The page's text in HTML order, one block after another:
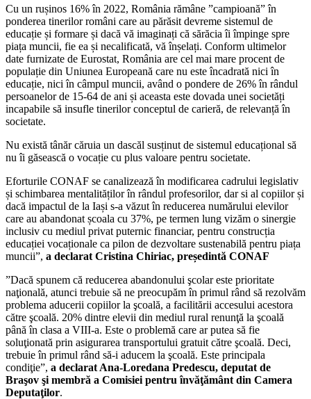
Cu un rușinos 16% în 2022, România rămâne ”campioană” în
ponderea tinerilor români care au părăsit devreme sistemul de
educație și formare și dacă vă imaginați că sărăcia îi împinge spre
piața muncii, fie ea și necalificată, vă înșelați. Conform ultimelor
date furnizate de Eurostat, România are cel mai mare procent de
populație din Uniunea Europeană care nu este încadrată nici în
educație, nici în câmpul muncii, având o pondere de 26% în rândul
persoanelor de 15-64 de ani și aceasta este dovada unei societăți
incapabile să insufle tinerilor conceptul de carieră, de relevanță în
societate.
Nu există tânăr căruia un dascăl susținut de sistemul educațional să
nu îi găsească o vocație cu plus valoare pentru societate.
Eforturile CONAF se canalizează în modificarea cadrului legislativ
și schimbarea mentalităților în rândul profesorilor, dar si al copiilor și
dacă impactul de la Iași s-a văzut în reducerea numărului elevilor
care au abandonat școala cu 37%, pe termen lung vizăm o sinergie
inclusiv cu mediul privat puternic financiar, pentru construcția
educației vocaționale ca pilon de dezvoltare sustenabilă pentru piața
muncii”, a declarat Cristina Chiriac, președintă CONAF
”Dacă spunem că reducerea abandonului şcolar este prioritate
naţională, atunci trebuie să ne preocupăm în primul rând să rezolvăm
problema aducerii copiilor la şcoală, a facilitării accesului acestora
către şcoală. 20% dintre elevii din mediul rural renunţă la şcoală
până în clasa a VIII-a. Este o problemă care ar putea să fie
soluţionată prin asigurarea transportului gratuit către şcoală. Deci,
trebuie în primul rând să-i aducem la şcoală. Este principala
condiţie”, a declarat Ana-Loredana Predescu, deputat de
Braşov şi membră a Comisiei pentru învăţământ din Camera
Deputaţilor.